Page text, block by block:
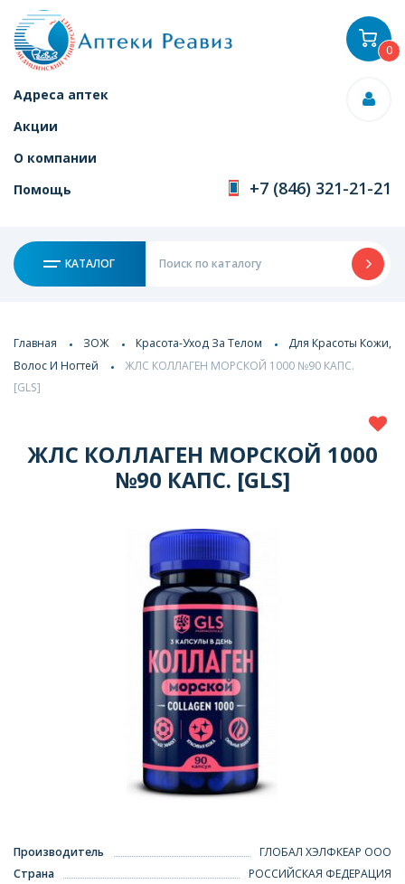
Адреса аптек
Акции
О компании
Помощь
+7 (846) 321-21-21
КАТАЛОГ
0
Главная ЗОЖ Красота-Уход За Телом
Для Красоты Кожи,
Волос И Ногтей
ЖЛС КОЛЛАГЕН МОРСКОЙ 1000 №90 КАПС.
[GLS]
ЖЛС КОЛЛАГЕН МОРСКОЙ 1000
№90 КАПС. [GLS]
Производитель
ГЛОБАЛ ХЭЛФКЕАР ООО
Страна
РОССИЙСКАЯ ФЕДЕРАЦИЯ